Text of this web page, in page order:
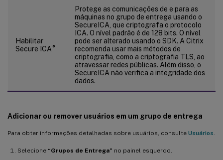
Habilitar
Secure ICA®
Protege as comunicações de e para as
máquinas no grupo de entrega usando o
SecureICA, que criptografa o protocolo
ICA. O nível padrão é de 128 bits. O nível
pode ser alterado usando o SDK. A Citrix
recomenda usar mais métodos de
criptografia, como a criptografia TLS, ao
atravessar redes públicas. Além disso, o
SecureICA não verifica a integridade dos
dados.
Adicionar ou remover usuários em um grupo de entrega
Para obter informações detalhadas sobre usuários, consulte Usuários
Selecione “Grupos de Entrega” no painel esquerdo.